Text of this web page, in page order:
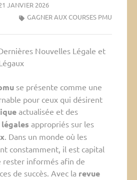
JANVIER 2026
GAGNER AUX COURSES PMU
Nouvelles Légale et
se présente comme une
pour ceux qui désirent
actualisée et des
appropriés sur les
. Dans un monde où les
constamment, il est capital
rester informés afin de
de succès. Avec la revue